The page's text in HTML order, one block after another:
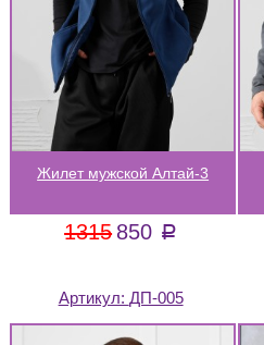
Жилет мужской Алтай-3
1315 850 a
Артикул: ДП-005